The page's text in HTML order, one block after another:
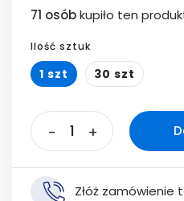
71 osóbkupiło ten
Ilość sztuk
1 szt 30 szt
- +
Złóż zamówienie